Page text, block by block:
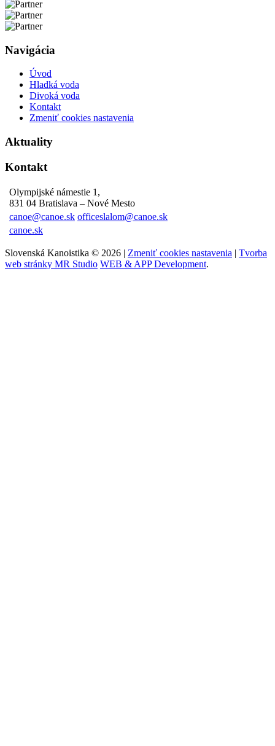
Navigácia
Úvod
Hladká voda
Divoká voda
Kontakt
Zmeniť cookies nastavenia
Aktuality
Kontakt
Olympijské námestie 1,
831 04 Bratislava – Nové Mesto
canoe@canoe.sk officeslalom@canoe.sk
canoe.sk
Slovenská Kanoistika © 2026 | Zmeniť cookies nastavenia
Tvorba
web stránky MR Studio WEB & APP Development.